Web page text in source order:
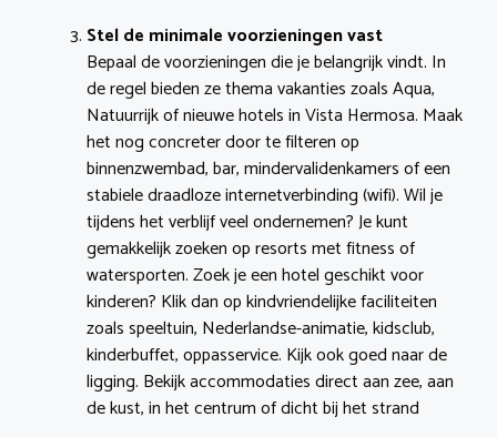
Stel de minimale voorzieningen vast
Bepaal de voorzieningen die je belangrijk vindt. In
de regel bieden ze thema vakanties zoals Aqua,
Natuurrijk of nieuwe hotels in Vista Hermosa. Maak
het nog concreter door te filteren op
binnenzwembad, bar, mindervalidenkamers of een
stabiele draadloze internetverbinding (wifi). Wil je
tijdens het verblijf veel ondernemen? Je kunt
gemakkelijk zoeken op resorts met fitness of
watersporten. Zoek je een hotel geschikt voor
kinderen? Klik dan op kindvriendelijke faciliteiten
zoals speeltuin, Nederlandse-animatie, kidsclub,
kinderbuffet, oppasservice. Kijk ook goed naar de
ligging. Bekijk accommodaties direct aan zee, aan
de kust, in het centrum of dicht bij het strand